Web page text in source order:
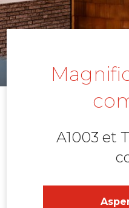
A1003 et